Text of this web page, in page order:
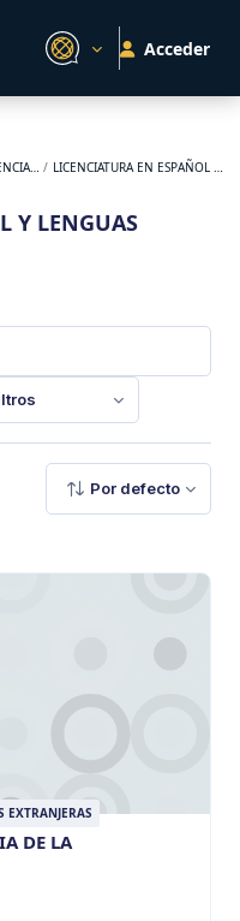
Acceder
FACULTAD DE CIENCIAS DE LA EDUCACIÓN LICENCIATURA EN ESPAÑOL Y LENGUAS EXTRANJERAS
Y LENGUAS
EXTRANJERAS
Por defecto
EXTRANJERAS
DE LA